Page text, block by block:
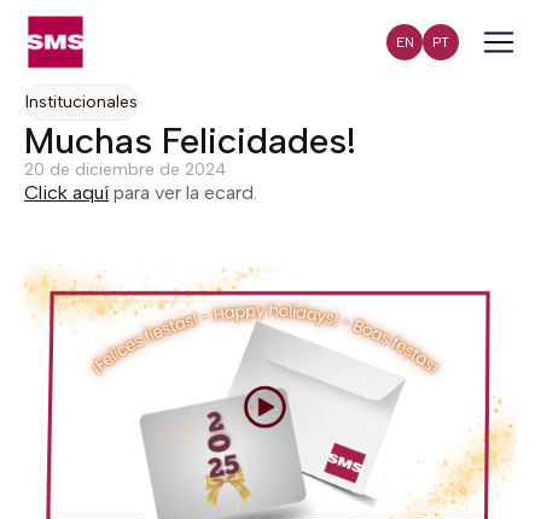
EN PT
Institucionales
Muchas Felicidades!
20 de diciembre de 2024
Click aquí para ver la ecard.